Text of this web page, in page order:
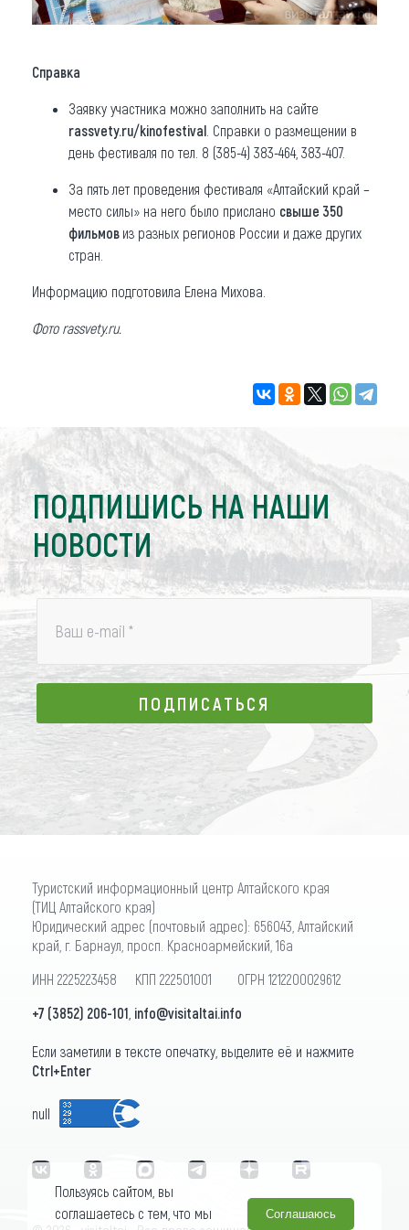
Справка
Заявку участника можно заполнить на сайте
rassvety.ru/kinofestival . Справки о размещении в
день фестиваля по тел. 8 (385-4) 383-464, 383-407.
За пять лет проведения фестиваля «Алтайский край –
место силы» на него было прислано свыше 350
фильмов из разных регионов России и даже других
стран.
Информацию подготовила Елена Михова.
Фото rassvety.ru.
ПОДПИШИСЬ НА НАШИ
НОВОСТИ
Ваш e-mail *
ПОДПИСАТЬСЯ
ПОДПИСАТЬСЯ
Туристский информационный центр Алтайского края
(ТИЦ Алтайского края)
Юридический адрес (почтовый адрес): 656043, Алтайский
край, г. Барнаул, просп. Красноармейский, 16а
ИНН 2225223458 КПП 222501001 ОГРН 1212200029612
+7 (3852) 206-101 info@visitaltai.info
Если заметили в тексте опечатку, выделите её и нажмите
Ctrl+Enter
null
Пользуясь сайтом, вы
соглашаетесь с тем, что мы
Соглашаюсь